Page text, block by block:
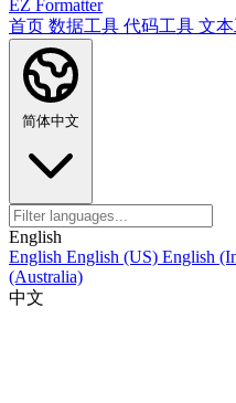
EZ Formatter
首页 数据工具 代码工具 文
简体中文
English
English English (US) English
(Australia)
中文